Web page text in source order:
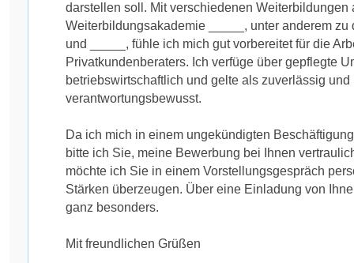
darstellen soll. Mit verschiedenen Weiterbildungen
Weiterbildungsakademie _____, unter anderem zu
und _____, fühle ich mich gut vorbereitet für die
Privatkundenberaters. Ich verfüge über gepflegte
betriebswirtschaftlich und gelte als zuverlässig und
verantwortungsbewusst.
Da ich mich in einem ungekündigten
bitte ich Sie, meine Bewerbung bei Ihnen
möchte ich Sie in einem Vorstellungsgespräch
Stärken überzeugen. Über eine Einladung von
ganz besonders.
Mit freundlichen Grüßen